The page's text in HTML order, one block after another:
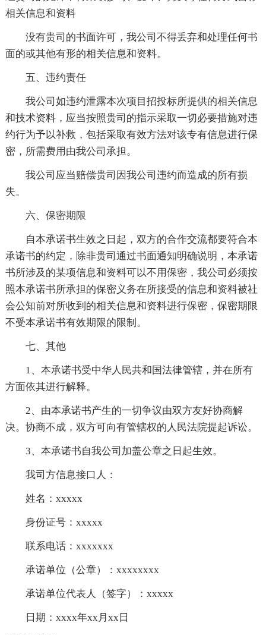
相关信息和资料
没有贵司的书面许可，我公司不得丢弃和处理任何书
面的或其他有形的相关信息和资料。
五、违约责任
我公司如违约泄露本次项目招投标所提供的相关信息
和技术资料，应当按照贵司的指示采取一切必要措施对违
约行为予以补救，包括采取有效方法对该专有信息进行保
密，所需费用由我公司承担。
我公司应当赔偿贵司因我公司违约而造成的所有损
失。
六、保密期限
自本承诺书生效之日起，双方的合作交流都要符合本
承诺书的约定，除非贵司通过书面通知明确说明，本承诺
书所涉及的某项信息和资料可以不用保密，我公司必须按
照本承诺书所承担的保密义务在所接受的信息和资料被社
会公知前对所收到的相关信息和资料进行保密，保密期限
不受本承诺书有效期限的限制。
七、其他
1、本承诺书受中华人民共和国法律管辖，并在所有
方面依其进行解释。
2、由本承诺书产生的一切争议由双方友好协商解
决。协商不成，双方可向有管辖权的人民法院提起诉讼。
3、本承诺书自我公司加盖公章之日起生效。
我司方信息接口人：
姓名：xxxxx
身份证号：xxxxx
联系电话：xxxxxxx
承诺单位（公章）：xxxxxxxx
承诺单位代表人（签字）：xxxxx
日期：xxxx年xx月xx日